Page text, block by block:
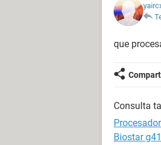
que
Consulta
Biostar